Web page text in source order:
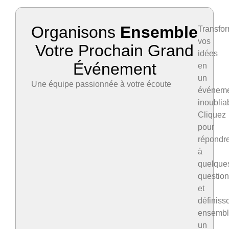
Organisons Ensemble
Votre Prochain Grand
Événement
Une équipe passionnée à votre écoute
vos
idées
en
un
Cliquez
pour
à
et
un